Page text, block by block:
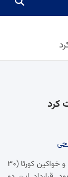
کرد
دو بازیکن کلیدی اینتر، مارکو آرناتوویچ (۳۵ ساله) و خواکین کورئا (۳۰